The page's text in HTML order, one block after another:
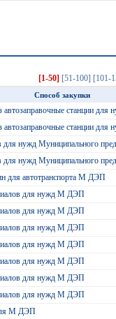
[1-50] [51-100] [101-
Способ закупки
автозаправочные станции
автозаправочные станции
для нужд Муниципального
для нужд Муниципального
для автотранспорта М ДЭП
для нужд М ДЭП
для нужд М ДЭП
для нужд М ДЭП
для нужд М ДЭП
для нужд М ДЭП
для нужд М ДЭП
для нужд М ДЭП
М ДЭП